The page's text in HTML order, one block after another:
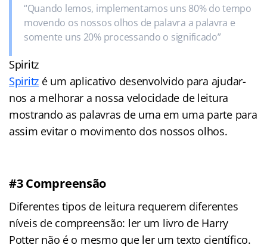
“Quando lemos, implementamos uns 80% do tempo
movendo os nossos olhos de palavra a palavra e
somente uns 20% processando o significado”
Spiritz
Spiritz é um aplicativo desenvolvido para ajudar-
nos a melhorar a nossa velocidade de leitura
mostrando as palavras de uma em uma parte para
assim evitar o movimento dos nossos olhos.
#3 Compreensão
Diferentes tipos de leitura requerem diferentes
níveis de compreensão: ler um livro de Harry
Potter não é o mesmo que ler um texto científico.